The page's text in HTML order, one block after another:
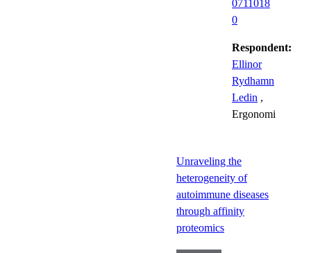
0711018
0
Respondent:
Ellinor
Rydhamn
Ledin ,
Ergonomi
Unraveling the
heterogeneity of
autoimmune diseases
through affinity
proteomics